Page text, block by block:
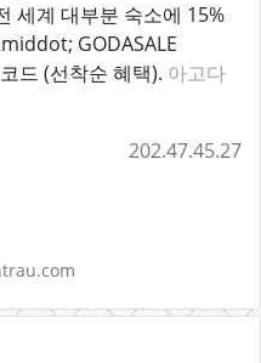
세계 대부분 숙소에 15%
GODASALE
드 (선착순 혜택). 아고다
202.47.45.27